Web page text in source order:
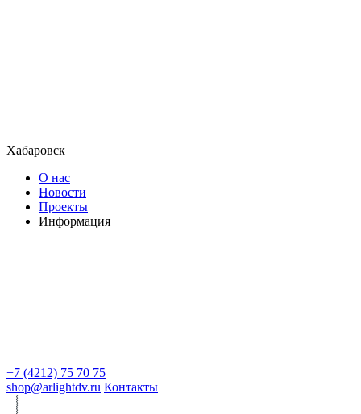
Хабаровск
О нас
Новости
Проекты
Информация
+7 (4212) 75 70 75
shop@arlightdv.ru Контакты